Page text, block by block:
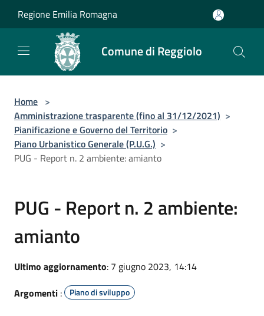
Regione Emilia Romagna
Comune di Reggiolo
Home >
Amministrazione trasparente (fino al 31/12/2021) >
Pianificazione e Governo del Territorio >
Piano Urbanistico Generale (P.U.G.) >
PUG - Report n. 2 ambiente: amianto
PUG - Report n. 2 ambiente:
amianto
Ultimo aggiornamento: 7 giugno 2023, 14:14
Argomenti : Piano di sviluppo